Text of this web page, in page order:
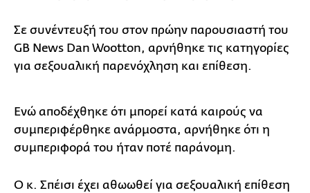
Σε συνέντευξή του στον πρώην παρουσιαστή του
GB News Dan Wootton, αρνήθηκε τις κατηγορίες
για σεξουαλική παρενόχληση και επίθεση.
Ενώ αποδέχθηκε ότι μπορεί κατά καιρούς να
συμπεριφέρθηκε ανάρμοστα, αρνήθηκε ότι η
συμπεριφορά του ήταν ποτέ παράνομη.
Ο κ. Σπέισι έχει αθωωθεί για σεξουαλική επίθεση